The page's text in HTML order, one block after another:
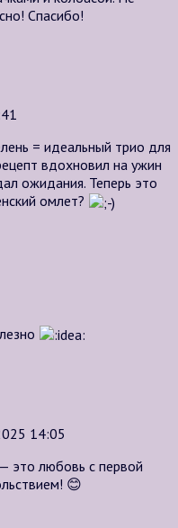
Спасибо!
= идеальный трио для
вдохновил на ужин
ожидания. Теперь это
омлет?
14:05
это любовь с первой
😊